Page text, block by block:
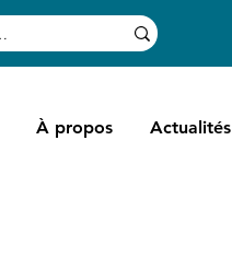
À propos Actualités